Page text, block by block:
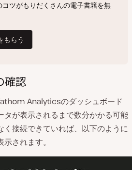
確認
Analyticsのダッシュボード
タが表示されるまで数分かかる可能
く接続できていれば、以下のように
されます。